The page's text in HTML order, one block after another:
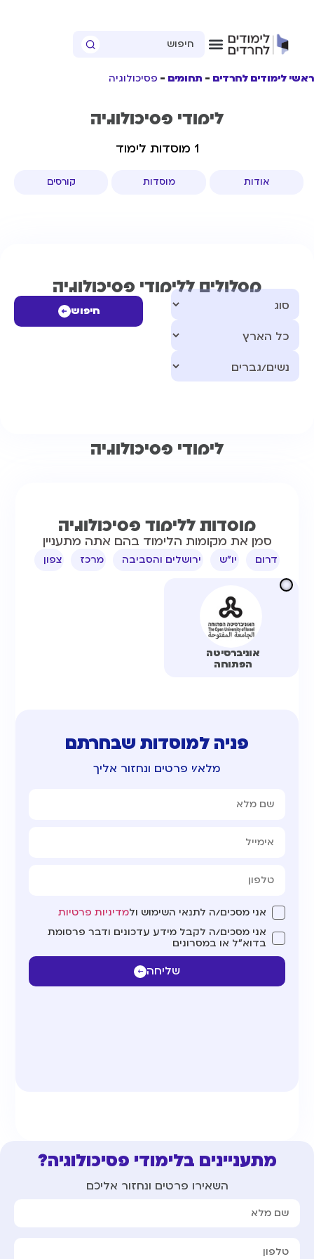
ראשי לימודים לחרדים תחומים פסיכולוגיה
לימודי פסיכולוגיה
1 מוסדות לימוד
אודות מוסדות קורסים
מסלולים ללימודי פסיכולוגיה
חיפוש
לימודי פסיכולוגיה
מוסדות ללימוד​ פסיכולוגיה
סמן את מקומות הלימוד בהם אתה מתעניין
דרום יו"ש ירושלים והסביבה מרכז צפון
אוניברסיטה
הפתוחה
פניה למוסדות שבחרתם
מלא/י פרטים ונחזור אליך
אני מסכים/ה לתנאי השימוש ולמדיניות פרטיות
אני מסכים/ה לקבל מידע עדכונים ודבר פרסומת
בדוא"ל או במסרונים
שליחה
מתעניינים בלימודי פסיכולוגיה?
השאירו פרטים ונחזור אליכם